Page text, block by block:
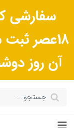
سفارشی
18عصر
آن روز